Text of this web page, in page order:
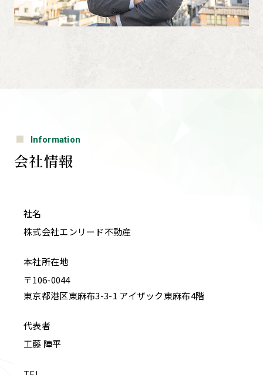
Information
会社情報
社名
株式会社エンリード不動産
本社所在地
〒106-0044
東京都港区東麻布3-3-1 アイザック東麻布4階
代表者
工藤 陣平